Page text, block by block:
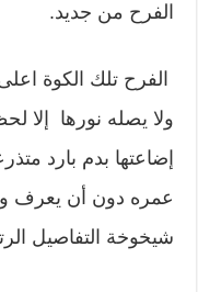
الفرح من جديد.
الفرح تلك الكوة
ولا يصله نورها إلا
إضاعتها بدم بارد
عمره دون أن يعرف
شيخوخة التفاصيل